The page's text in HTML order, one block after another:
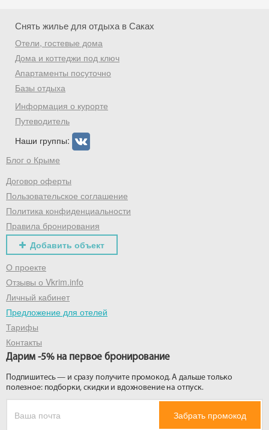
Снять жилье для отдыха в Саках
Отели, гостевые дома
Дома и коттеджи под ключ
Апартаменты посуточно
Базы отдыха
Информация о курорте
Путеводитель
Наши группы:
Блог о Крыме
Договор оферты
Пользовательское соглашение
Политика конфиденциальности
Правила бронирования
Добавить объект
О проекте
Отзывы о Vkrim.info
Личный кабинет
Предложение для отелей
Тарифы
Контакты
Дарим -5% на первое бронирование
Подпишитесь — и сразу получите промокод. А дальше только
полезное: подборки, скидки и вдохновение на отпуск.
Забрать промокод
Скидка −5%
Хочешь дешевле? Оставь почту и получи
промокод на первое бронирование!